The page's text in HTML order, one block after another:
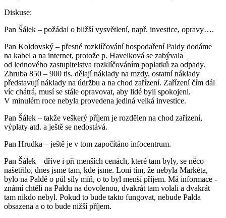
Diskuse:
Pan Šálek – požádal o bližší vysvětlení, např. investice, opravy….
Pan Koldovský – přesné rozklíčování hospodaření Paldy dodáme
na kabel a na internet, protože p. Havelková se zabývala
od lednového zastupitelstva rozklíčováním poplatků za odpady.
Zhruba 850 – 900 tis. dělají náklady na mzdy, ostatní náklady
představují náklady na údržbu a na chod zařízení. Zařízení čím dál
víc chátrá, musí se stále opravovat, aby lidé byli spokojeni.
V minulém roce nebyla provedena jediná velká investice.
Pan Šálek – takže veškerý příjem je rozdělen na chod zařízení,
výplaty atd. a ještě se nedostává.
Pan Hrudka – ještě je v tom započítáno infocentrum.
Pan Šálek – dříve i při menších cenách, které tam byly, se něco
našetřilo, dnes jsme tam, kde jsme. Loni tím, že nebyla Markéta,
bylo na Paldě o půl síly míň, o to byl menší příjem. Má informace -
známí chtěli na Paldu na dovolenou, dvakrát tam volali a dvakrát
tam nikdo nebyl. Pokud to bude takto fungovat, nebude Palda
obsazena a o to bude nižší příjem.